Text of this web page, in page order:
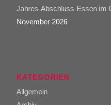
Jahres-Abschluss-Essen im
November 2026
KATEGORIEN
Allgemein